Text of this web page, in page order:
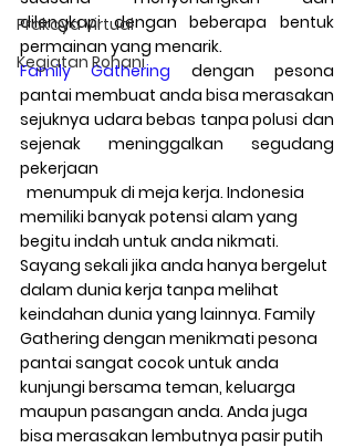
Prakaya Virtual
Kegiatan Rohani
dilengkapi dengan beberapa bentuk
permainan yang menarik.
Family Gathering dengan pesona
pantai membuat anda bisa merasakan
sejuknya udara bebas tanpa polusi dan
sejenak meninggalkan segudang
pekerjaan
memiliki banyak potensi alam yang
begitu indah untuk anda nikmati.
Sayang sekali jika anda hanya bergelut
dalam dunia kerja tanpa melihat
keindahan dunia yang lainnya. Family
Gathering dengan menikmati pesona
pantai sangat cocok untuk anda
kunjungi bersama teman, keluarga
maupun pasangan anda. Anda juga
bisa merasakan lembutnya pasir putih